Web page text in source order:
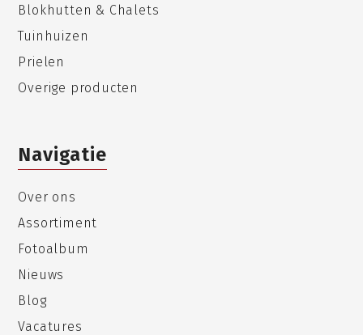
Blokhutten & Chalets
Tuinhuizen
Prielen
Overige producten
Navigatie
Over ons
Assortiment
Fotoalbum
Nieuws
Blog
Vacatures